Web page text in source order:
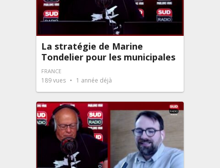
La stratégie de Marine
Tondelier pour les municipales
FRANCE
189vues 1 année déjà